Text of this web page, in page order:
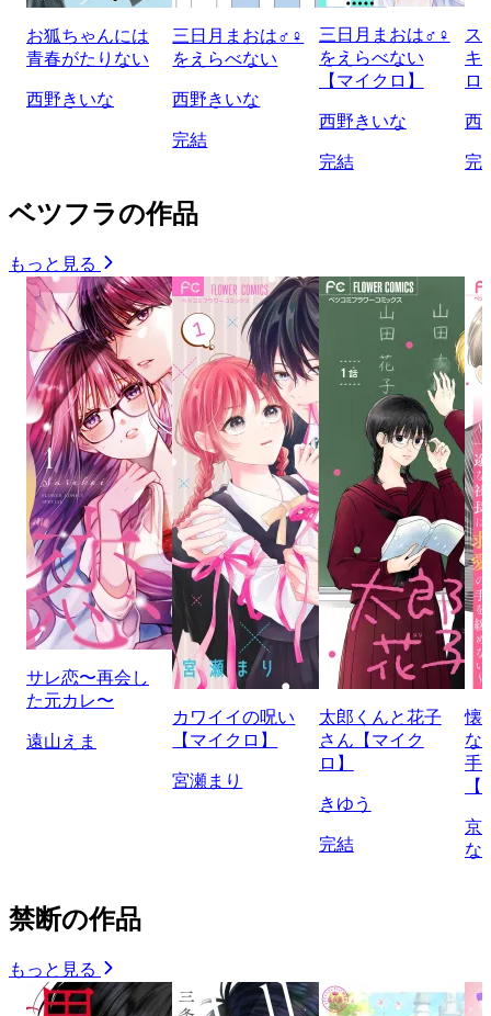
お狐ちゃんには
青春がたりない
西野きいな
三日月まおは♂♀
をえらべない
西野きいな
完結
三日月まおは♂♀
をえらべない
【マイクロ】
西野きいな
完結
キ
ロ
西
完
ベツフラの作品
もっと見る
サレ恋〜再会し
た元カレ〜
遠山えま
カワイイの呪い
【マイクロ】
宮瀬まり
太郎くんと花子
さん【マイク
ロ】
きゆう
完結
懐
な
手
京
な
禁断の作品
もっと見る